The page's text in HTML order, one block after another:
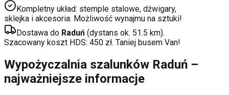
Kompletny układ: stemple stalowe, dźwigary,
sklejka i akcesoria. Możliwość wynajmu na sztuki!
Dostawa do Raduń (dystans ok. 51.5 km).
Szacowany koszt HDS: 450 zł. Taniej busem Van!
Wypożyczalnia szalunków Raduń –
najważniejsze informacje